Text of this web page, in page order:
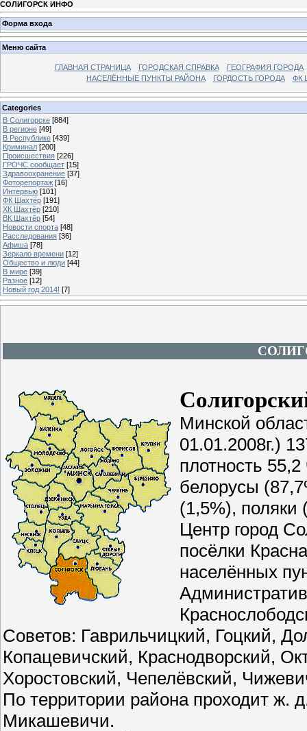
СОЛИГОРСК ИНФО
Форма входа
Меню сайта
ГЛАВНАЯ СТРАНИЦА ГОРОДСКАЯ СПРАВКА
ГЕОГРАФИЯ ГОРОДА
НАСЕЛЁННЫЕ ПУНКТЫ РАЙОНА
ГОРДОСТЬ ГОРОДА ФК
Categories
В Солигорске [884]
В регионе [49]
В Республике [439]
Криминал [200]
Происшествия [226]
ГРОЧС сообщает [15]
Здравоохранение [37]
Фоторепортаж [16]
Интервью [101]
ФК Шахтёр [191]
ХК Шахтёр [210]
ВК Шахтёр [54]
Новости спорта [48]
Расследования [36]
Афиша [78]
Зеркало времени [12]
Общество и люди [44]
В мире [39]
Разное [12]
Новый год 2014! [7]
Минской
01.01.2008г.)
плотность
белорусы
(1,5%), поляки
Центр город
посёлки
населённых
Советов: Гаврильчицкий, Гоцкий,
Копацевичский, Краснодворский,
Хоростовский, Чепелёвский,
По территории района проходит ж.
Микашевичи.